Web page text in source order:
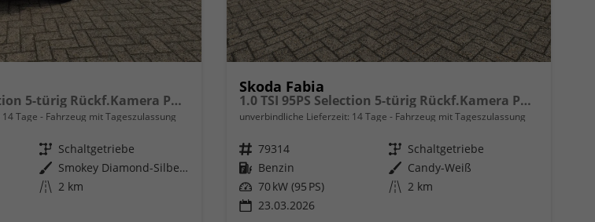
1.0 TSI 95PS Selection 5-türig Rückf.Kamera Parksensoren Sitzheizung Multifunktionslenkrad Klima Skoda-Radio Bluetooth Touchscreen Tempomat Nebelsch. Apple CarPlay + Android Auto
14 Tage Fahrzeug mit Tageszulassung
Getriebe Schaltgetriebe
Außenfarbe
Smokey Diamond-Silber Metallic
Kilometerstand 2 km
Skoda Fabia
1.0 TSI 95PS Selection 5-türig Rückf.Kamera Parksensoren Sitzheizung Multifunktionslenkrad Klima Skoda-Radio Bluetooth Touchscreen Tempomat Nebelsch. Apple CarPlay + Android Auto
unverbindliche Lieferzeit: 14 Tage Fahrzeug mit Tageszulassung
Fahrzeugnr. 79314 Getriebe Schaltgetriebe
Kraftstoff Benzin Außenfarbe Candy-Weiß
Leistung 70 kW (95 PS) Kilometerstand 2 km
23.03.2026